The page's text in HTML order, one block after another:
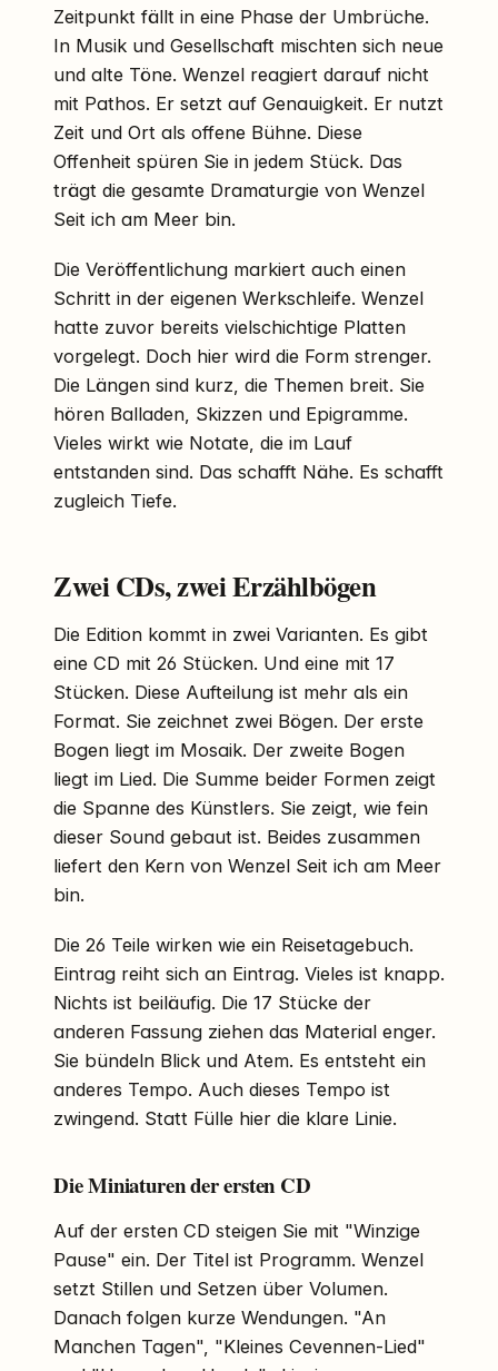
Zeitpunkt fällt in eine Phase der Umbrüche.
In Musik und Gesellschaft mischten sich neue
und alte Töne. Wenzel reagiert darauf nicht
mit Pathos. Er setzt auf Genauigkeit. Er nutzt
Zeit und Ort als offene Bühne. Diese
Offenheit spüren Sie in jedem Stück. Das
trägt die gesamte Dramaturgie von Wenzel
Seit ich am Meer bin.
Die Veröffentlichung markiert auch einen
Schritt in der eigenen Werkschleife. Wenzel
hatte zuvor bereits vielschichtige Platten
vorgelegt. Doch hier wird die Form strenger.
Die Längen sind kurz, die Themen breit. Sie
hören Balladen, Skizzen und Epigramme.
Vieles wirkt wie Notate, die im Lauf
entstanden sind. Das schafft Nähe. Es schafft
zugleich Tiefe.
Zwei CDs, zwei Erzählbögen
Die Edition kommt in zwei Varianten. Es gibt
eine CD mit 26 Stücken. Und eine mit 17
Stücken. Diese Aufteilung ist mehr als ein
Format. Sie zeichnet zwei Bögen. Der erste
Bogen liegt im Mosaik. Der zweite Bogen
liegt im Lied. Die Summe beider Formen zeigt
die Spanne des Künstlers. Sie zeigt, wie fein
dieser Sound gebaut ist. Beides zusammen
liefert den Kern von Wenzel Seit ich am Meer
bin.
Die 26 Teile wirken wie ein Reisetagebuch.
Eintrag reiht sich an Eintrag. Vieles ist knapp.
Nichts ist beiläufig. Die 17 Stücke der
anderen Fassung ziehen das Material enger.
Sie bündeln Blick und Atem. Es entsteht ein
anderes Tempo. Auch dieses Tempo ist
zwingend. Statt Fülle hier die klare Linie.
Die Miniaturen der ersten CD
Auf der ersten CD steigen Sie mit "Winzige
Pause" ein. Der Titel ist Programm. Wenzel
setzt Stillen und Setzen über Volumen.
Danach folgen kurze Wendungen. "An
Manchen Tagen", "Kleines Cevennen-Lied"